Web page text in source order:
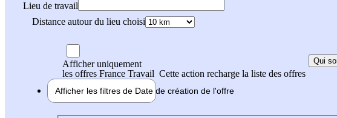
Lieu de travail
Distance autour du lieu choisi
Afficher uniquement
les offres France Travail Cette action recharge la liste des offres
Qui
Afficher les filtres de Date de création de l'offre